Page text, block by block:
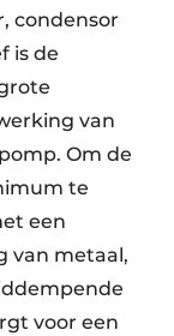
condensor
is de
van
Om de
te
een
van metaal,
voor een